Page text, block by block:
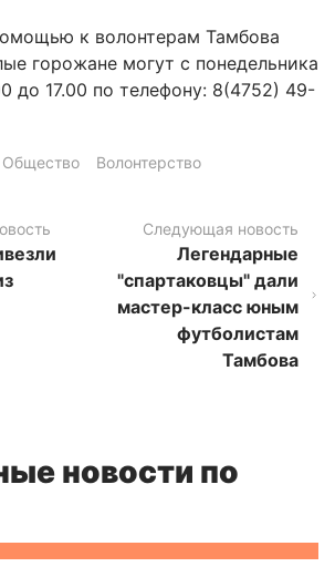
к волонтерам Тамбова
горожане могут с понедельника
до 17.00 по телефону: 8(4752) 49-
Общество Волонтерство
Следующая новость
Легендарные
"спартаковцы" дали
мастер-класс юным
футболистам
Тамбова
новости по